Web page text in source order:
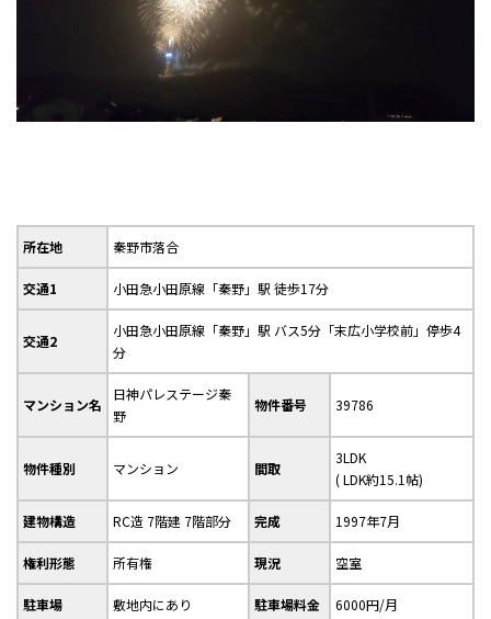
所在地 秦野市落合
交通1 小田急小田原線「秦野」駅 徒歩17分
交通2
小田急小田原線「秦野」駅 バス5分「末広小学校前」停歩4
分
マンション名
日神パレステージ秦
野
物件番号 39786
物件種別 マンション 間取
3LDK
( LDK約15.1帖)
建物構造 RC造 7階建 7階部分 完成 1997年7月
権利形態 所有権 現況 空室
駐車場 敷地内にあり 駐車場料金 6000円/月